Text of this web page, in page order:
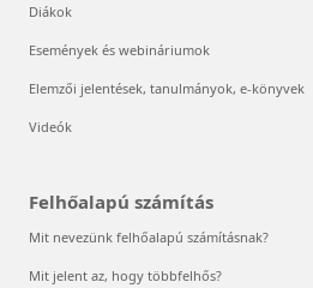
Diákok
Események és webináriumok
Elemzői jelentések, tanulmányok, e-könyvek
Videók
Felhőalapú számítás
Mit nevezünk felhőalapú számításnak?
Mit jelent az, hogy többfelhős?